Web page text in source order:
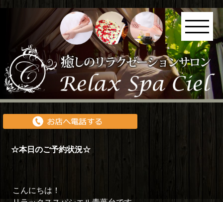
☆本日のご予約状況☆
こんにちは！